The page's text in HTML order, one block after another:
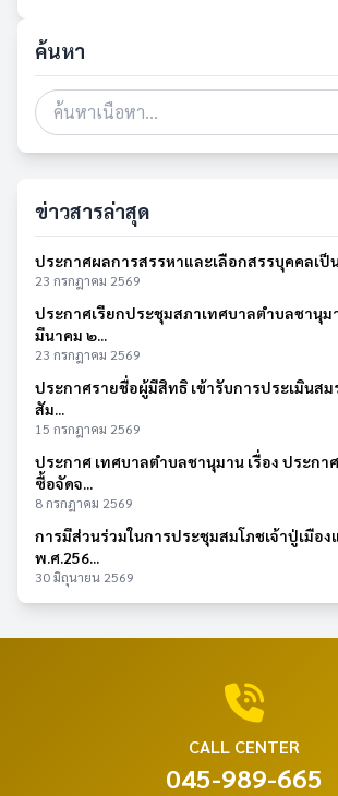
ค้นหา
ข่าวสารล่าสุด
ประกาศผลการสรรหาและเลือกสรรบุคคลเป็
23 กรกฎาคม 2569
ประกาศเรียกประชุมสภาเทศบาลตำบลชานุม
มีนาคม ๒...
23 กรกฎาคม 2569
ประกาศรายชื่อผู้มีสิทธิ เข้ารับการประเมินสม
สัม...
15 กรกฎาคม 2569
ประกาศ เทศบาลตำบลชานุมาน เรื่อง ประกา
ซื้อจัดจ...
8 กรกฎาคม 2569
การมีส่วนร่วมในการประชุมสมโภชเจ้าปู่เมือ
พ.ศ.256...
30 มิถุนายน 2569
CALL CENTER
045-989-665